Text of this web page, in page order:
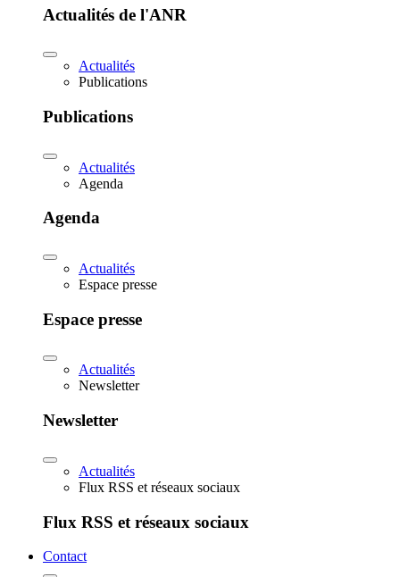
Actualités de l'ANR
Actualités
Publications
Publications
Actualités
Agenda
Agenda
Actualités
Espace presse
Espace presse
Actualités
Newsletter
Newsletter
Actualités
Flux RSS et réseaux sociaux
Flux RSS et réseaux sociaux
Contact